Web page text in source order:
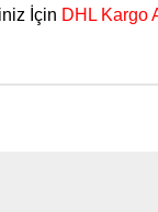
İçin DHL Kargo